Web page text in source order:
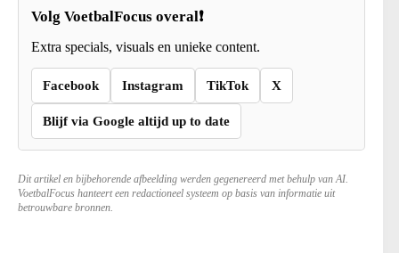
Volg VoetbalFocus overal❗
Extra specials, visuals en unieke content.
Facebook Instagram TikTok X
Blijf via Google altijd up to date
Dit artikel en bijbehorende afbeelding werden gegenereerd met behulp van AI.
VoetbalFocus hanteert een redactioneel systeem op basis van informatie uit
betrouwbare bronnen.